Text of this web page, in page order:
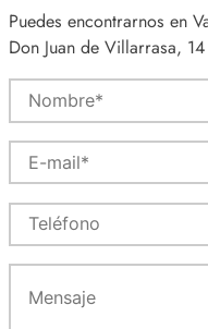
Puedes encontrarnos en
Don Juan de Villarrasa,